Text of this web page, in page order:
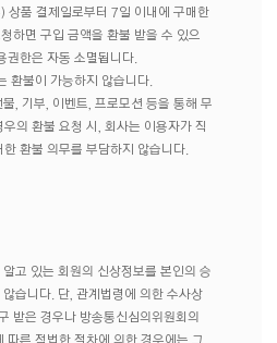
상품 결제일로부터 7일 이내에 구매한
하면 구입 금액을 환불 받을 수 있으
권한은 자동 소멸됩니다.
환불이 가능하지 않습니다.
, 기부, 이벤트, 프로모션 등을 통해 무
의 환불 요청 시, 회사는 이용자가 직
환불 의무를 부담하지 않습니다.
고 있는 회원의 신상정보를 본인의 승
습니다. 단, 관계법령에 의한 수사상
받은 경우나 방송통신심의위원회의